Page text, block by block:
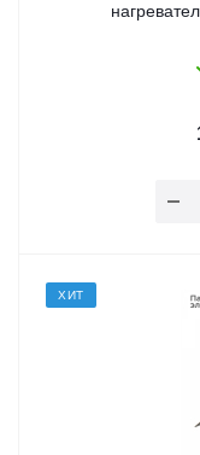
ХИТ